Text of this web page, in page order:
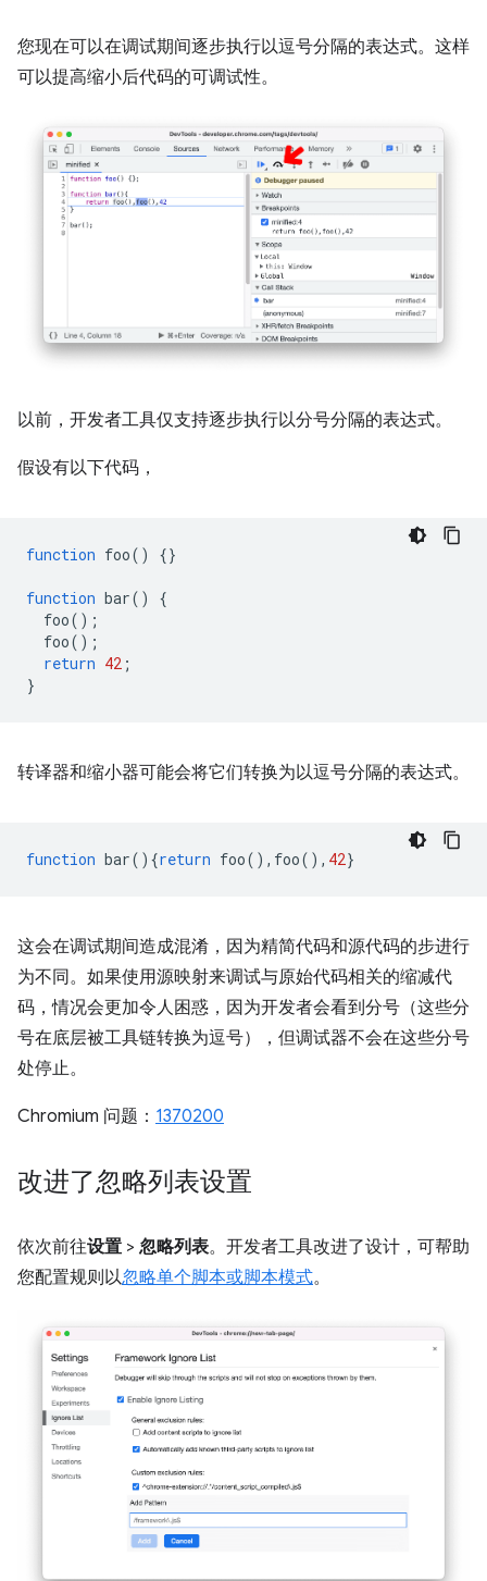
您现在可以在调试期间逐步执行以逗号分隔的表达式。这样
可以提高缩小后代码的可调试性。
以前，开发者工具仅支持逐步执行以分号分隔的表达式。
假设有以下代码，
function foo() {}
function bar()
{
foo();
foo();
return 42 ;
}
转译器和缩小器可能会将它们转换为以逗号分隔的表达式。
function bar(){return foo(), foo(), 42}
这会在调试期间造成混淆，因为精简代码和源代码的步进行
为不同。如果使用源映射来调试与原始代码相关的缩减代
码，情况会更加令人困惑，因为开发者会看到分号（这些分
号在底层被工具链转换为逗号），但调试器不会在这些分号
处停止。
Chromium 问题： 1370200
改进了忽略列表设置
依次前往设置 > 忽略列表。开发者工具改进了设计，可帮助
您配置规则以忽略单个脚本或脚本模式。